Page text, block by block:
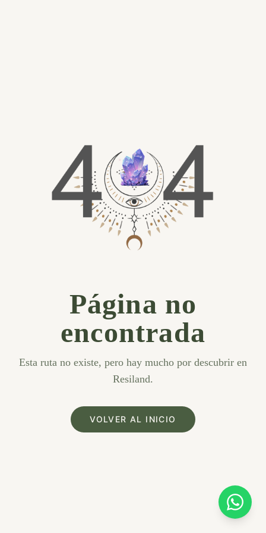
Página no
encontrada
Esta ruta no existe, pero hay mucho por descubrir en
Resiland.
VOLVER AL INICIO